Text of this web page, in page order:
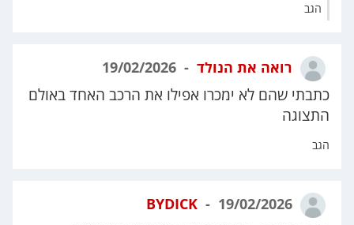
הגב
רואה את הנולד
כתבתי שהם לא ימכרו אפילו את הרכב האחד באולם
התצוגה
הגב
BYDICK 19/02/2026